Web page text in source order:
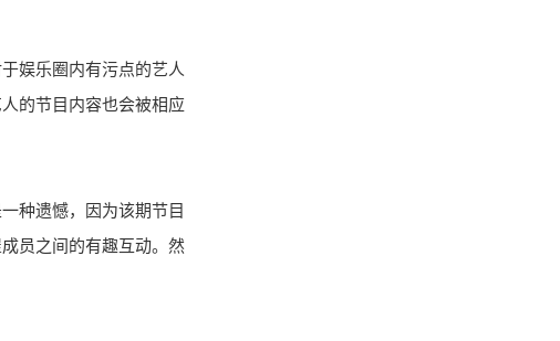
娱乐圈内有污点的艺人
的节目内容也会被相应
种遗憾，因为该期节目
员之间的有趣互动。然